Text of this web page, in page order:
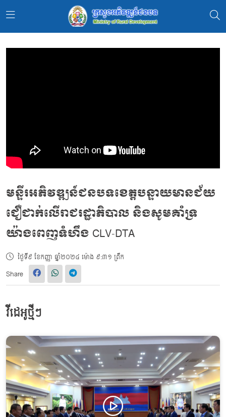
មន្ទីរអភិវឌ្ឍន៍ជនបទខេត្តបន្ទាយមានជ័យ
ជឿជាក់លើរាជរដ្ឋាភិបាល និងសូមគាំទ្រ
យ៉ាងពេញទំហឹង CLV-DTA
ថ្ងៃទី៩ ខែកញ្ញា ឆ្នាំ២០២៤ ម៉ោង ៩:៣១ ព្រឹក
Share
វីដេអូថ្មីៗ